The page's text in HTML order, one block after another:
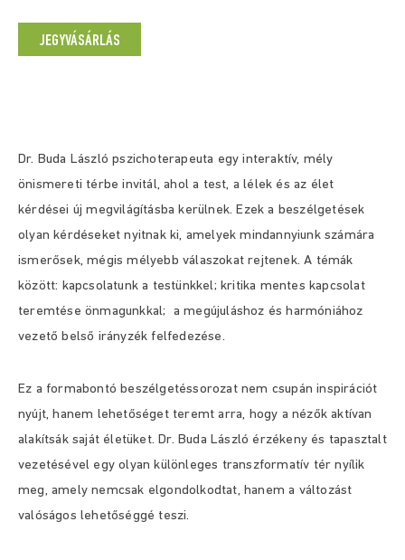
JEGYVÁSÁRLÁS
Dr. Buda László pszichoterapeuta egy interaktív, mély
önismereti térbe invitál, ahol a test, a lélek és az élet
kérdései új megvilágításba kerülnek. Ezek a beszélgetések
olyan kérdéseket nyitnak ki, amelyek mindannyiunk számára
ismerősek, mégis mélyebb válaszokat rejtenek. A témák
között: kapcsolatunk a testünkkel; kritika mentes kapcsolat
teremtése önmagunkkal; a megújuláshoz és harmóniához
vezető belső irányzék felfedezése.
Ez a formabontó beszélgetéssorozat nem csupán inspirációt
nyújt, hanem lehetőséget teremt arra, hogy a nézők aktívan
alakítsák saját életüket. Dr. Buda László érzékeny és tapasztalt
vezetésével egy olyan különleges transzformatív tér nyílik
meg, amely nemcsak elgondolkodtat, hanem a változást
valóságos lehetőséggé teszi.